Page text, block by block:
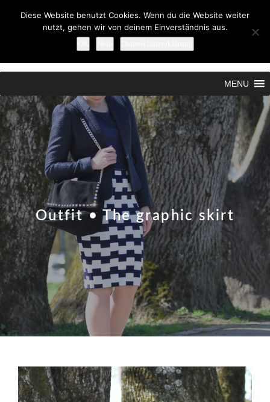
MENU
Outfit • The graphic skirt
Diese Website benutzt Cookies. Wenn du die Website weiter
nutzt, gehen wir von deinem Einverständnis aus.